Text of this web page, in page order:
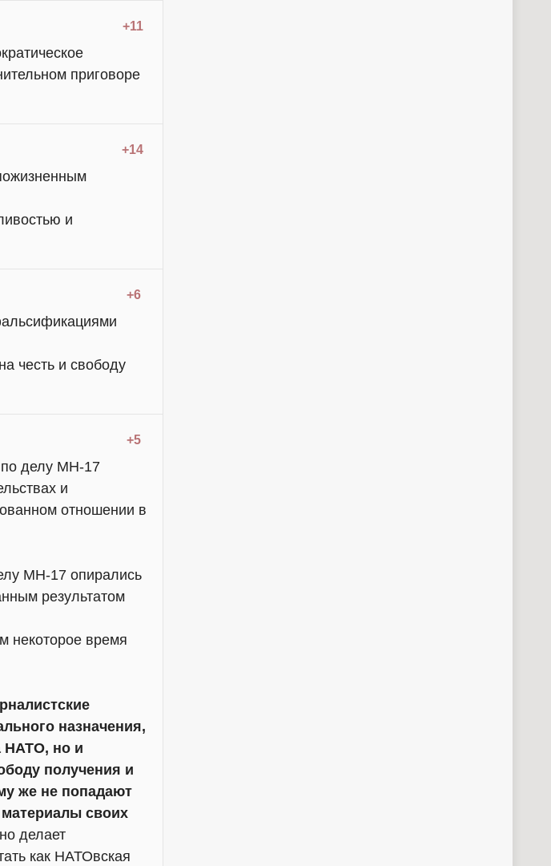
+11
приговоре
+14
и
+6
честь и свободу
+5
по делу МН-17
и
отношении в
МН-17 опирались
результатом
некоторое время
назначения,
НАТО, но и
получения и
же не попадают
материалы своих
делает
как НАТОвская